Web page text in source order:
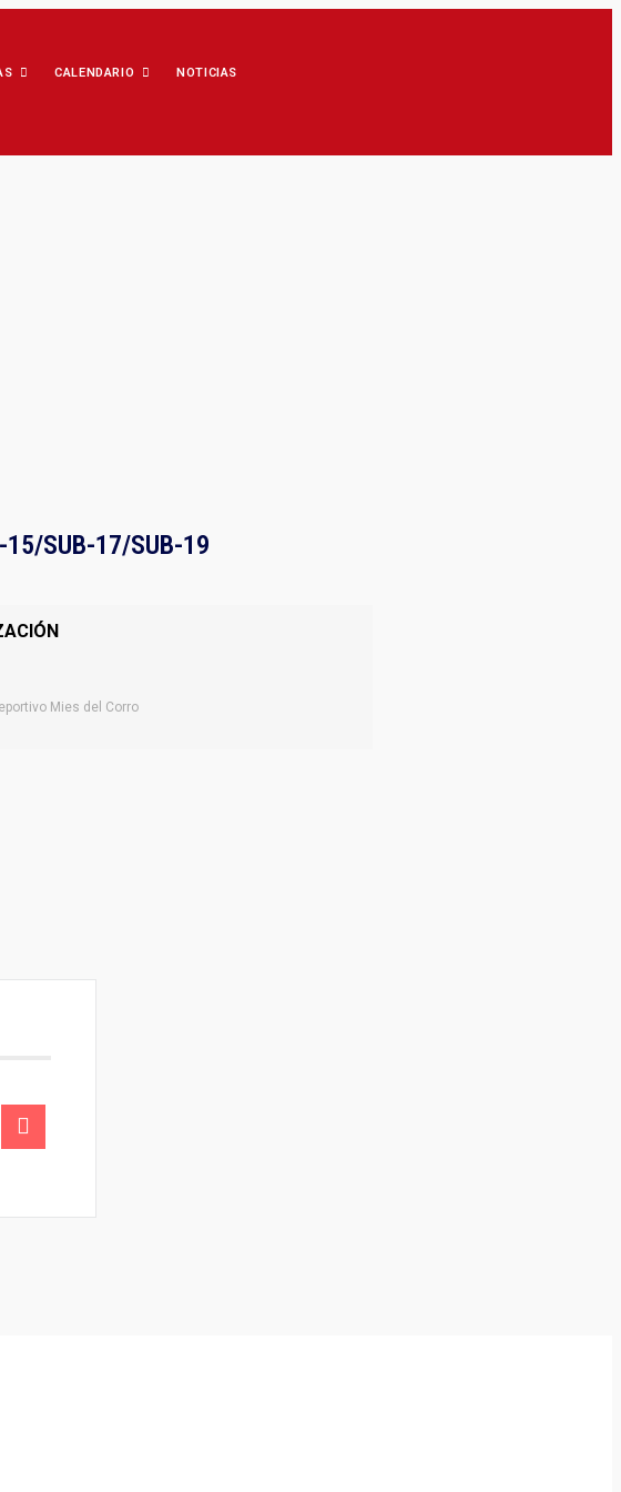
CALENDARIO NOTICIAS
15/SUB-17/SUB-19
Mies del Corro